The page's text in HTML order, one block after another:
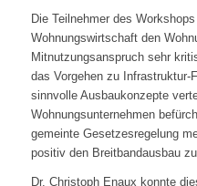
Die Teilnehmer des
Wohnungswirtschaft den
Mitnutzungsanspruch sehr
das Vorgehen zu Infrastruktur-
sinnvolle Ausbaukonzepte
Wohnungsunternehmen
gemeinte Gesetzesregelung
positiv den Breitbandausbau
Dr. Christoph Enaux konnte